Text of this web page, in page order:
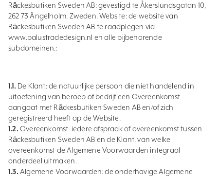
Rāckesbutiken Sweden AB: gevestigd te Åkerslundsgatan 10,
262 73 Ängelholm. Zweden. Website: de website van
Rāckesbutiken Sweden AB te raadplegen via
www.balustradedesign.nl en alle bijbehorende
subdomeinen.:
1.1. De Klant: de natuurlijke persoon die niet handelend in
uitoefening van beroep of bedrijf een Overeenkomst
aangaat met Rāckesbutiken Sweden AB en/of zich
geregistreerd heeft op de Website.
1.2. Overeenkomst: iedere afspraak of overeenkomst tussen
Rāckesbutiken Sweden AB en de Klant, van welke
overeenkomst de Algemene Voorwaarden integraal
onderdeel uitmaken.
1.3. Algemene Voorwaarden: de onderhavige Algemene